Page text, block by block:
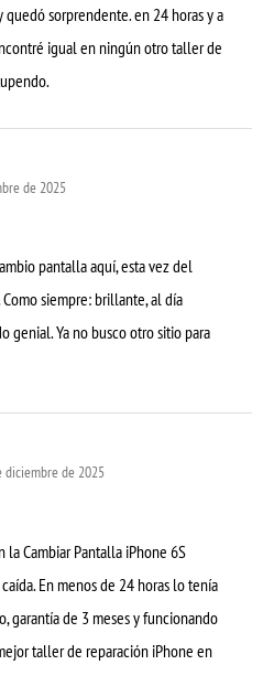
quedó sorprendente. en 24 horas y a
igual en ningún otro taller de
de 2025
pantalla aquí, esta vez del
siempre: brillante, al día
genial. Ya no busco otro sitio para
diciembre de 2025
Cambiar Pantalla iPhone 6S
En menos de 24 horas lo tenía
garantía de 3 meses y funcionando
taller de reparación iPhone en